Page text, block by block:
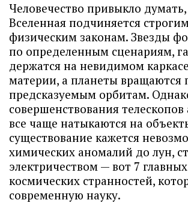
Человечество привыкло
Вселенная подчиняется
физическим законам. Звезды
по определенным сценариям,
держатся на невидимом
материи, а планеты вращаются
предсказуемым орбитам.
совершенствования
все чаще натыкаются на
существование кажется
химических аномалий до лун,
электричеством — вот 7 главных
космических странностей,
современную науку.